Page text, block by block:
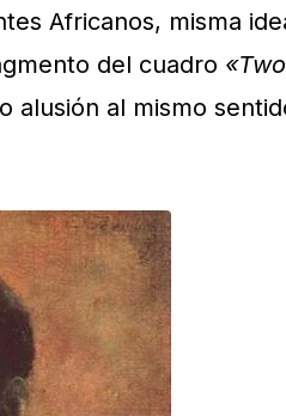
Africanos, misma
del cuadro «Two
alusión al mismo